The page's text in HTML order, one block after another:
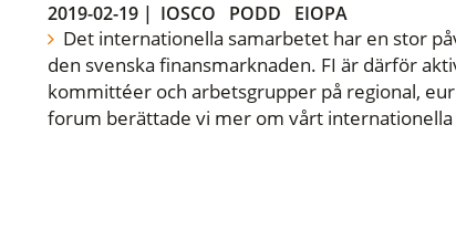
2019-02-19| IOSCO PODD EIOPA
Det internationella samarbetet har en stor
den svenska finansmarknaden. FI är därför
kommittéer och arbetsgrupper på regional,
forum berättade vi mer om vårt